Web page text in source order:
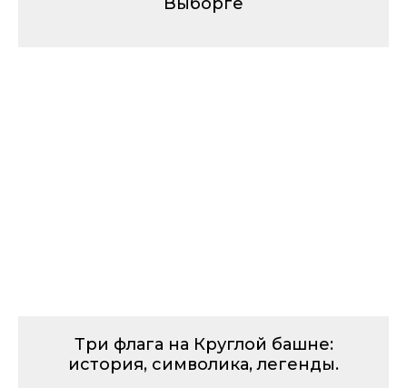
Три флага на Круглой башне:
история, символика, легенды.